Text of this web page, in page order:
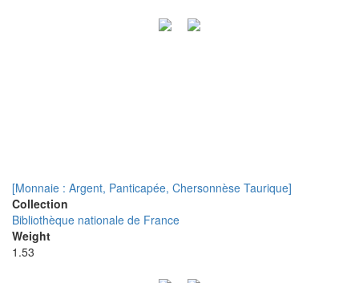
[Monnaie : Argent, Panticapée, Chersonnèse Taurique]
Collection
Bibliothèque nationale de France
Weight
1.53